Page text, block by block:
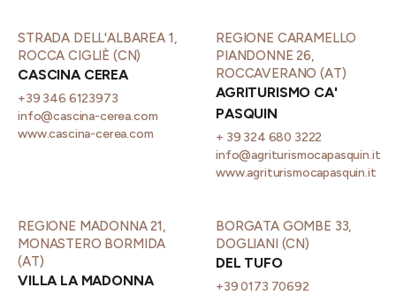
STRADA DELL'ALBAREA 1,
ROCCA CIGLIÈ (CN)
CASCINA CEREA
+39 346 6123973
info@cascina-cerea.com
www.cascina-cerea.com
REGIONE CARAMELLO
PIANDONNE 26,
ROCCAVERANO (AT)
AGRITURISMO CA'
PASQUIN
+ 39 324 680 3222
info@agriturismocapasquin.it
www.agriturismocapasquin.it
REGIONE MADONNA 21,
MONASTERO BORMIDA
(AT)
VILLA LA MADONNA
BORGATA GOMBE 33,
DOGLIANI (CN)
DEL TUFO
+39 0173 70692